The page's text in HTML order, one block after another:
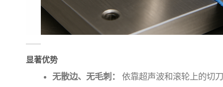
显著优势
无散边、无毛刺：
依靠超声波和滚轮上的切